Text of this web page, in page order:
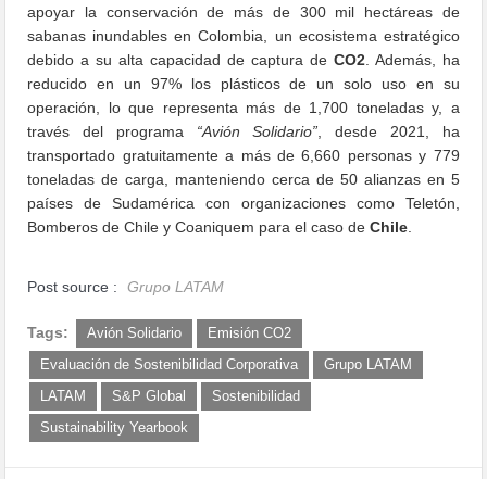
apoyar la conservación de más de 300 mil hectáreas de
sabanas inundables en Colombia, un ecosistema estratégico
debido a su alta capacidad de captura de CO2. Además, ha
reducido en un 97% los plásticos de un solo uso en su
operación, lo que representa más de 1,700 toneladas y, a
través del programa “Avión Solidario” , desde 2021, ha
transportado gratuitamente a más de 6,660 personas y 779
toneladas de carga, manteniendo cerca de 50 alianzas en 5
países de Sudamérica con organizaciones como Teletón,
Bomberos de Chile y Coaniquem para el caso deChile
Post source : Grupo LATAM
Tags: Avión Solidario
Emisión CO2
Evaluación de Sostenibilidad Corporativa
Grupo LATAM
LATAM
S&P Global
Sostenibilidad
Sustainability Yearbook